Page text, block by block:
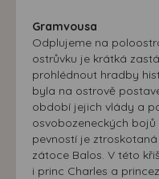
Gramvousa
Odplujeme na
ostrůvku je krátká
prohlédnout hradby
byla na ostrově
období jejich vlády a
osvobozeneckých
pevností je
zátoce Balos. V této
i princ Charles a